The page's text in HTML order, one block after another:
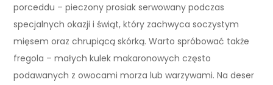
porceddu – pieczony prosiak serwowany podczas
specjalnych okazji i świąt, który zachwyca soczystym
mięsem oraz chrupiącą skórką. Warto spróbować także
fregola – małych kulek makaronowych często
podawanych z owocami morza lub warzywami. Na deser